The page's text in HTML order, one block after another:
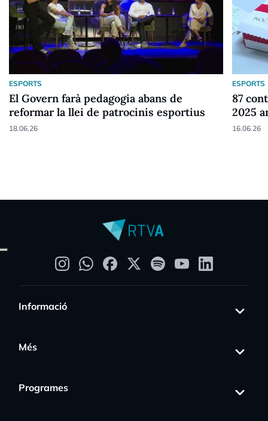
ESPORTS
El Govern farà pedagogia abans de
reformar la llei de patrocinis esportius
18.06.26
ESPORTS
87
2025
16.06.26
Informació
Més
Programes